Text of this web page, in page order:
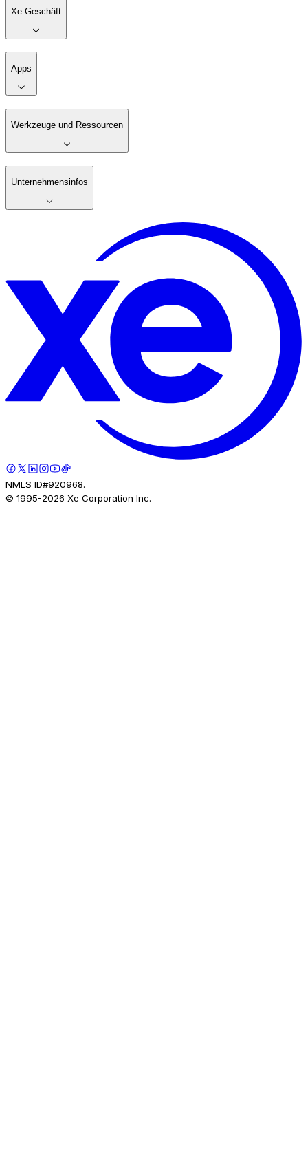
Xe Geschäft
Apps
Werkzeuge und Ressourcen
Unternehmensinfos
NMLS ID#920968.
© 1995-2026 Xe Corporation Inc.